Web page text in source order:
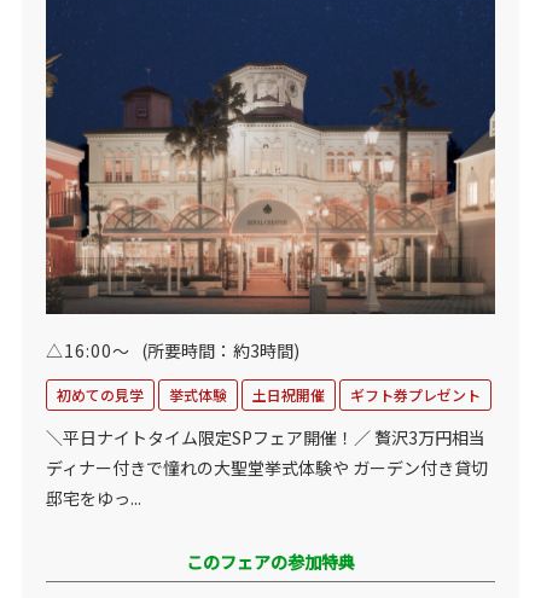
△16:00～ (所要時間：約3時間)
初めての見学 挙式体験 土日祝開催 ギフト券プレゼント
＼平日ナイトタイム限定SPフェア開催！／ 贅沢3万円相当
ディナー付きで憧れの大聖堂挙式体験や ガーデン付き貸切
邸宅をゆっ...
このフェアの参加特典